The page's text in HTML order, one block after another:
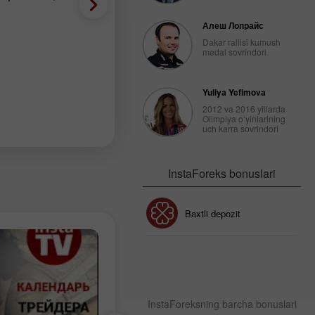
2026-08-03 15:15 UTC+3
Алеш Лопрайс
Dakar rallisi kumush
medal sovrindori.
Yuliya Yefimova
2012 va 2016 yillarda
Olimpiya o‘yinlarining
uch karra sovrindori
InstaForeks bonuslari
Klub bonusi
Baxtli depozit
InstaForeksning barcha bonuslari